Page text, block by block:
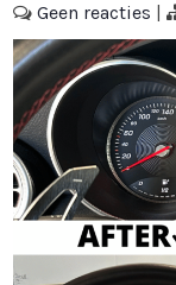
Geen reacties |